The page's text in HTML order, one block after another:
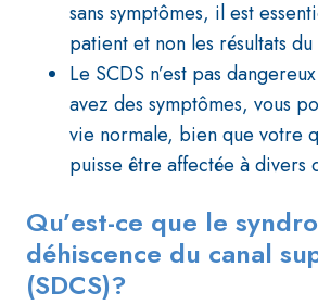
sans symptômes, il est
patient et non les résultats du
Le SCDS n’est pas
avez des symptômes, vous
vie normale, bien que votre
puisse être affectée à divers
Qu’est-ce que le
déhiscence du canal
(SDCS)?